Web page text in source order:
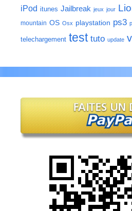
iPod itunes Jailbreak jeux jour
mountain OS Osx playstation ps3
telechargement test tuto update